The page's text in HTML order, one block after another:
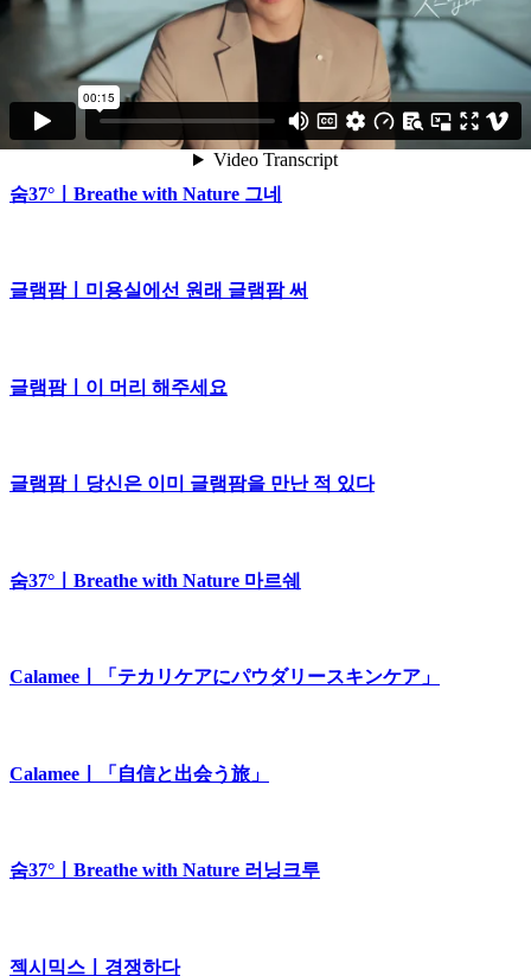
글램팜ㅣ지금부터 집중!
숨37°ㅣBreathe with Nature 그네
글램팜ㅣ미용실에선 원래 글램팜 써
글램팜ㅣ이 머리 해주세요
글램팜ㅣ당신은 이미 글램팜을 만난 적 있다
숨37°ㅣBreathe with Nature 마르쉐
Calameeㅣ「テカリケアにパウダリースキンケア」
Calameeㅣ「自信と出会う旅」
숨37°ㅣBreathe with Nature 러닝크루
젝시믹스ㅣ경쟁하다